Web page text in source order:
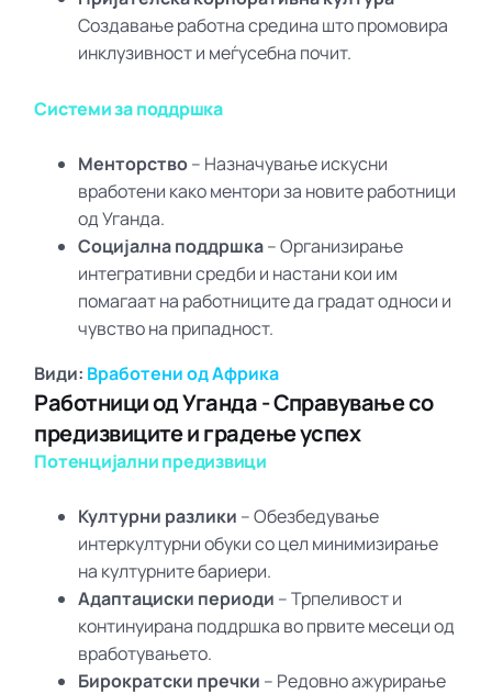
Создавање работна средина што промовира
инклузивност и меѓусебна почит.
Системи за поддршка
Менторство– Назначување искусни
вработени како ментори за новите работници
од Уганда.
Социјална поддршка– Организирање
интегративни средби и настани кои им
помагаат на работниците да градат односи и
чувство на припадност.
Види: Вработени од Африка
Работници од Уганда - Справување со
предизвиците и градење успех
Потенцијални предизвици
Културни разлики – Обезбедување
интеркултурни обуки со цел минимизирање
на културните бариери.
Адаптациски периоди – Трпеливост и
континуирана поддршка во првите месеци од
вработувањето.
Бирократски пречки – Редовно ажурирање